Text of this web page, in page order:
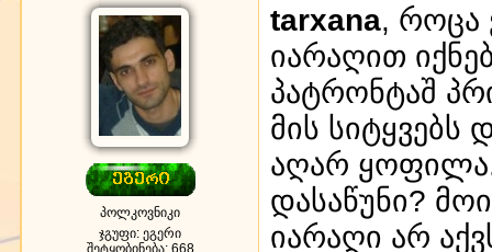
პოლკოვნიკი
ჯგუფი: ეგერი
შეტყობინება: 668
tarxana, როცა
იარაღით
პატრონტაშ
მის სიტყვებს
აღარ ყოფილა.
დასაწუნი?
იარაღი არ